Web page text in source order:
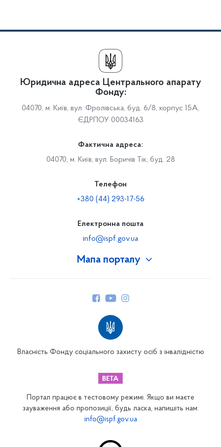
Мапа порталу
Закарпатське відділення
Запорізьке відділення
Юридична адреса Центрального апарату
Фонду:
04070, м. Київ, вул. Фролівська, буд. 6/8, корпус 15А,
ЄДРПОУ 00034163
Фактична адреса:
04070, м. Київ, вул. Боричів Тік, буд. 28
Телефон
+380 (44) 293-17-56
Електронна пошта
info@ispf.gov.ua
Власність Фонду соціального захисту осіб з інвалідністю
Портал працює в тестовому режимі. Якщо ви маєте
зауваження або пропозиції, будь ласка, напишіть нам:
info@ispf.gov.ua